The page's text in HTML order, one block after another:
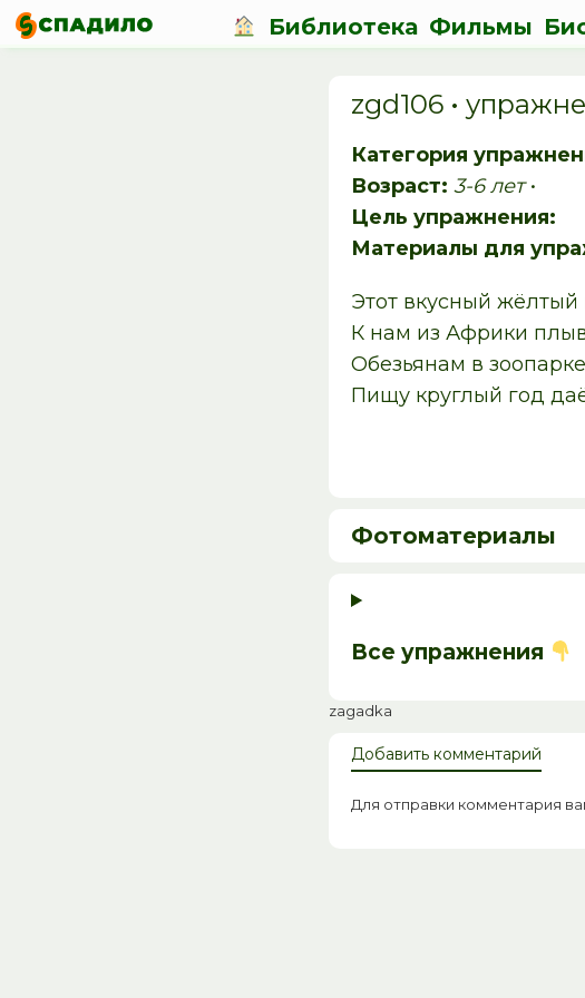
Библиотека Фильмы
zgd106 •
Категория
Возраст:3-6 лет•
Цель упражнения:
Материалы для
Этот вкусный жёлтый
К нам из Африки
Обезьянам в зоопарке
Пищу круглый год
Фотоматериалы
Все упражнения
zagadka
Добавить комментарий
Для отправки комментария